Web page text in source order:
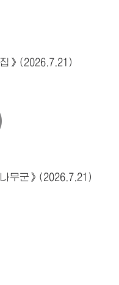
》(2026.7.21)
무군》(2026.7.21)